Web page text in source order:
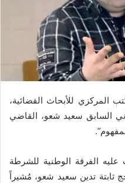
المركزي للأبحاث القضائية،
السابق سعيد شعو، القاضي
الفرقة الوطنية للشرطة
ثابتة تدين سعيد شعو، مُشيراً